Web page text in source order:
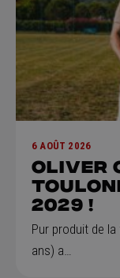
6 AOÛT 2026
Oliver
2029 !
Pur produit de
ans) a…